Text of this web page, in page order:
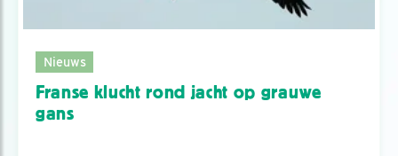
Nieuws
Franse klucht rond jacht op grauwe
gans